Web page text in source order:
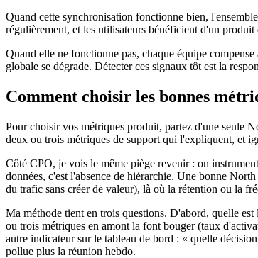
Quand cette synchronisation fonctionne bien,
régulièrement, et les utilisateurs bénéficient d'un
Quand elle ne fonctionne pas, chaque équipe
globale se dégrade. Détecter ces signaux tôt est la
Comment choisir les bonnes
Pour choisir vos métriques produit, partez d'une seule
deux ou trois métriques de support qui l'expliquent, et
Côté CPO, je vois le même piège revenir : on
données, c'est l'absence de hiérarchie. Une bonne
du trafic sans créer de valeur), là où la rétention ou la
Ma méthode tient en trois questions. D'abord, quelle
ou trois métriques en amont la font bouger (taux
autre indicateur sur le tableau de bord : « quelle
pollue plus la réunion hebdo.